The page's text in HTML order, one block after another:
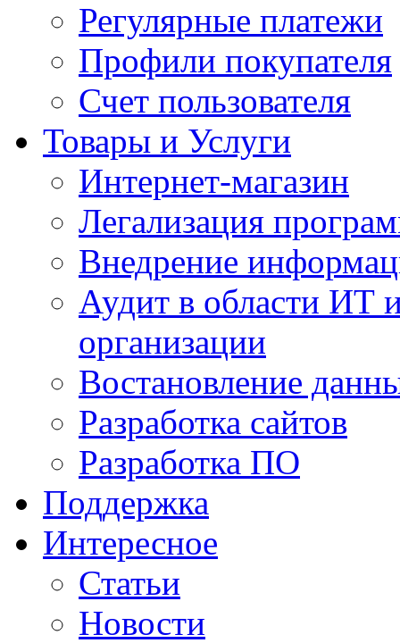
Регулярные платежи
Профили покупателя
Счет пользователя
Товары и Услуги
Интернет-магазин
Легализация
Внедрение
Аудит в области ИТ
организации
Востановление
Разработка сайтов
Разработка ПО
Поддержка
Интересное
Статьи
Новости